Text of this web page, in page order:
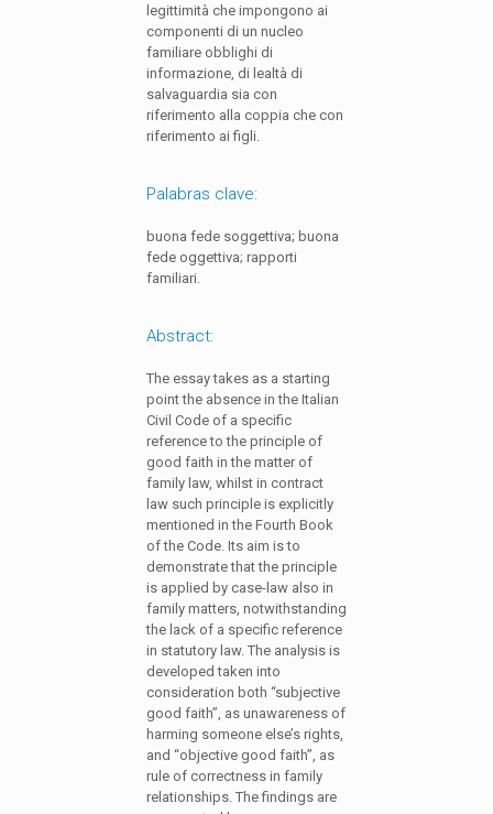
legittimità che impongono ai
componenti di un nucleo
familiare obblighi di
informazione, di lealtà di
salvaguardia sia con
riferimento alla coppia che con
riferimento ai figli.
Palabras clave:
buona fede soggettiva; buona
fede oggettiva; rapporti
familiari.
Abstract:
The essay takes as a starting
point the absence in the Italian
Civil Code of a specific
reference to the principle of
good faith in the matter of
family law, whilst in contract
law such principle is explicitly
mentioned in the Fourth Book
of the Code. Its aim is to
demonstrate that the principle
is applied by case-law also in
family matters, notwithstanding
the lack of a specific reference
in statutory law. The analysis is
developed taken into
consideration both “subjective
good faith”, as unawareness of
harming someone else’s rights,
and “objective good faith”, as
rule of correctness in family
relationships. The findings are